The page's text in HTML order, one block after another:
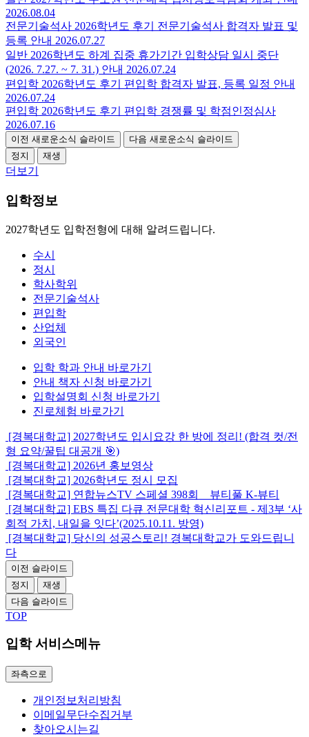
2026.08.04
전문기술석사 2026학년도 후기 전문기술석사 합격자 발표 및
등록 안내 2026.07.27
일반 2026학년도 하계 집중 휴가기간 입학상담 일시 중단
(2026. 7.27. ~ 7. 31.) 안내 2026.07.24
편입학 2026학년도 후기 편입학 합격자 발표, 등록 일정 안내
2026.07.24
편입학 2026학년도 후기 편입학 경쟁률 및 학점인정심사
2026.07.16
이전 새로운소식 슬라이드
다음 새로운소식 슬라이드
정지
재생
더보기
입학정보
2027학년도 입학전형에 대해 알려드립니다.
수시
정시
학사학위
전문기술석사
편입학
산업체
외국인
입학 학과 안내 바로가기
안내 책자 신청 바로가기
입학설명회 신청 바로가기
진로체험 바로가기
[경복대학교] 2027학년도 입시요강 한 방에 정리! (합격 컷/전
형 요약/꿀팁 대공개 🎯)
[경복대학교] 2026년 홍보영상
[경복대학교] 2026학년도 정시 모집
[경복대학교] 연합뉴스TV 스페셜 398회 _ 뷰티풀 K-뷰티
[경복대학교] EBS 특집 다큐 전문대학 혁신리포트 - 제3부 ‘사
회적 가치, 내일을 잇다’(2025.10.11. 방영)
[경복대학교] 당신의 성공스토리! 경복대학교가 도와드립니
다
이전 슬라이드
정지
재생
다음 슬라이드
TOP
입학 서비스메뉴
좌측으로
개인정보처리방침
이메일무단수집거부
찾아오시는길